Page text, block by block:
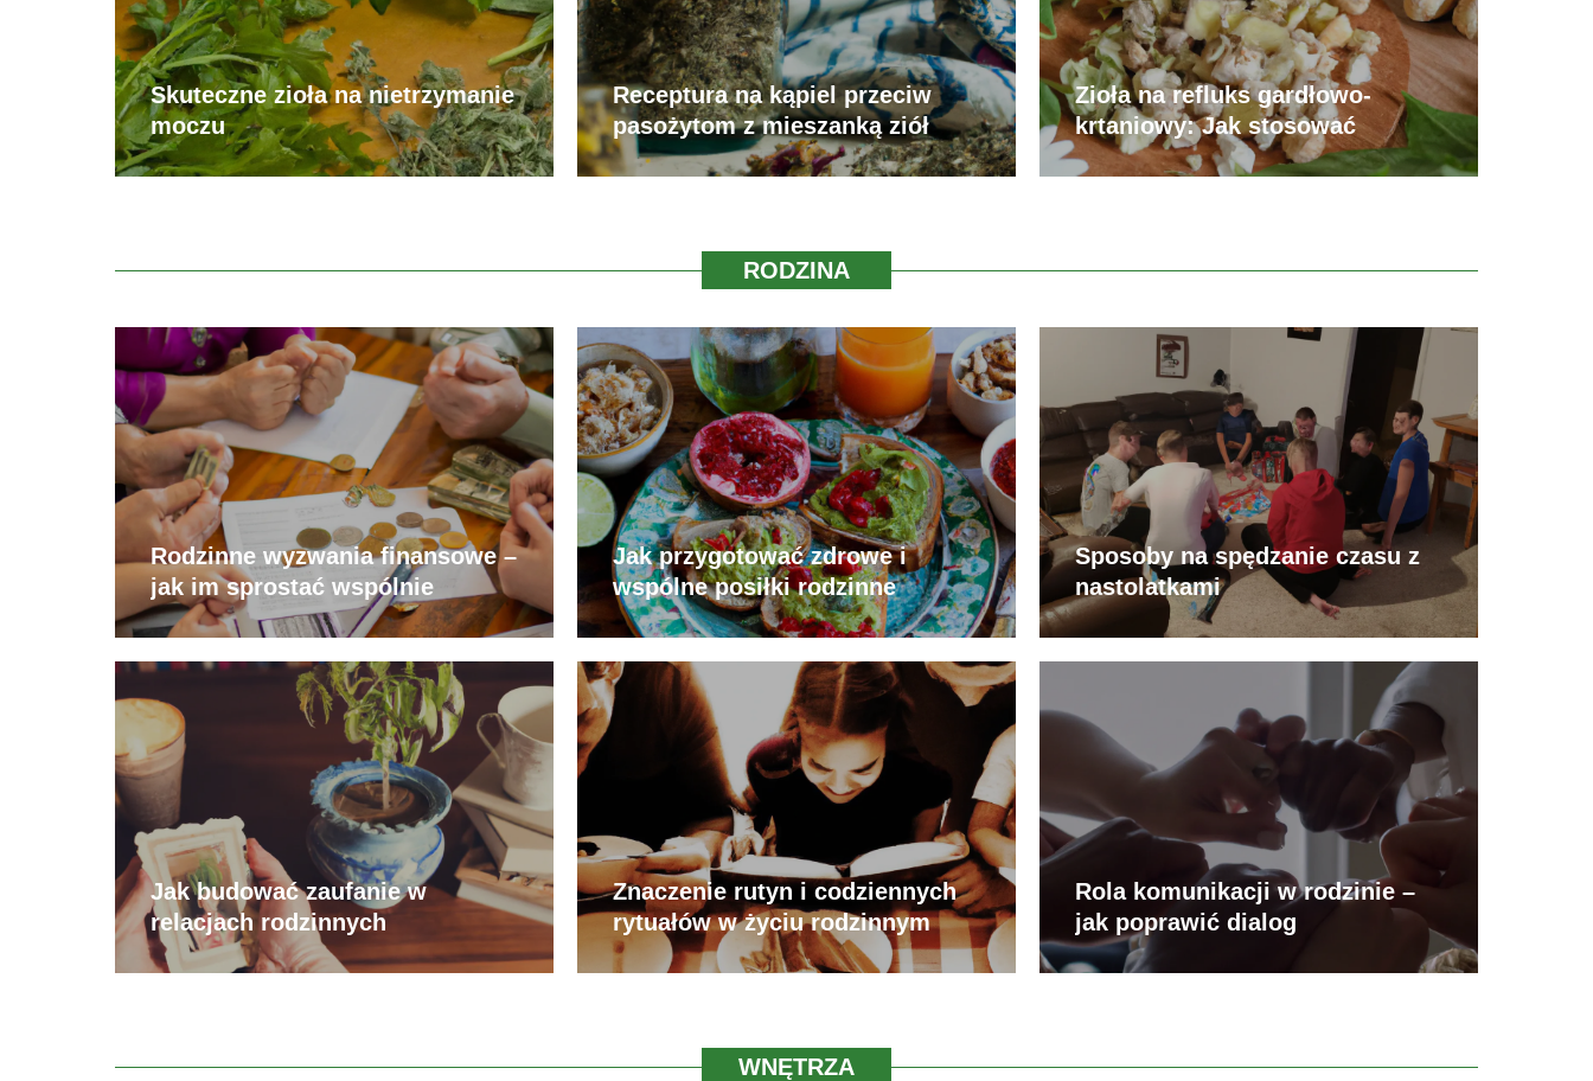
Skuteczne zioła na nietrzymanie
moczu
Receptura na kąpiel przeciw
pasożytom z mieszanką ziół
Zioła na refluks gardłowo-
krtaniowy: Jak stosować
RODZINA
Rodzinne wyzwania finansowe –
jak im sprostać wspólnie
Jak przygotować zdrowe i
wspólne posiłki rodzinne
Sposoby na spędzanie czasu z
nastolatkami
Jak budować zaufanie w
relacjach rodzinnych
Znaczenie rutyn i codziennych
rytuałów w życiu rodzinnym
Rola komunikacji w rodzinie –
jak poprawić dialog
WNĘTRZA